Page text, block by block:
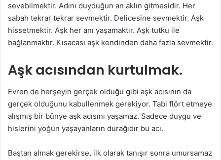
sevebilmektir. Adını duyduğun an aklın gitmesidir. Her
sabah tekrar tekrar sevmektir. Delicesine sevmektir. Aşk
hissetmektir. Aşk her anı yaşamaktır. Aşk tutku ile
bağlanmaktır. Kısacası aşk kendinden daha fazla sevmektir.
Aşk acısından kurtulmak.
Evren de herşeyin gerçek olduğu gibi aşk acısının da
gerçek olduğunu kabullenmek gerekiyor. Tabi flört etmeye
alışmış bir bünye aşk acısını yaşamaz. Sadece duygu ve
hislerini yoğun yaşayanların durağıdır bu acı.
Baştan almak gerekirse, ilk olarak tanışır sonra umursamaz